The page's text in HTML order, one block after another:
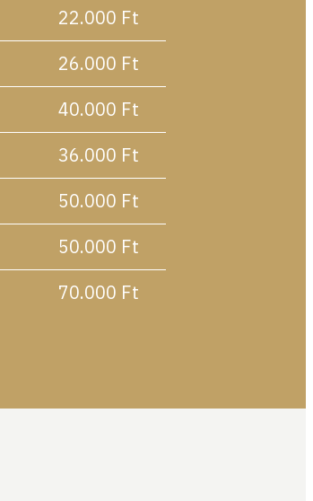
22.000 Ft
26.000 Ft
40.000 Ft
36.000 Ft
50.000 Ft
50.000 Ft
70.000 Ft